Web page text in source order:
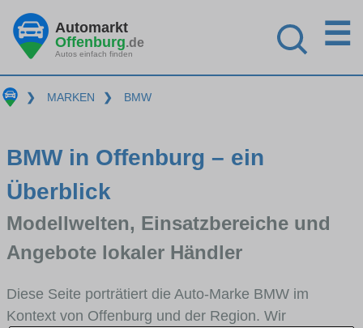
Automarkt
Offenburg.de
Autos einfach finden
☰
❯ MARKEN ❯ BMW
BMW in Offenburg – ein
Überblick
Modellwelten, Einsatzbereiche und
Angebote lokaler Händler
Diese Seite porträtiert die Auto-Marke BMW im
Kontext von Offenburg und der Region. Wir